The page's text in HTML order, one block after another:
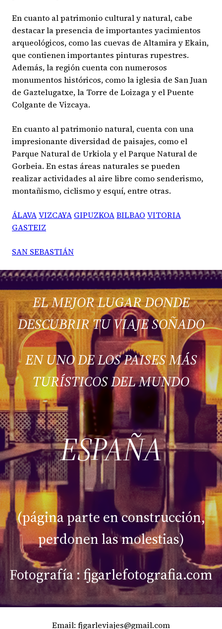
En cuanto al patrimonio cultural y natural, cabe
destacar la presencia de importantes yacimientos
arqueológicos, como las cuevas de Altamira y Ekain,
que contienen importantes pinturas rupestres.
Además, la región cuenta con numerosos
monumentos históricos, como la iglesia de San Juan
de Gaztelugatxe, la Torre de Loizaga y el Puente
Colgante de Vizcaya.
En cuanto al patrimonio natural, cuenta con una
impresionante diversidad de paisajes, como el
Parque Natural de Urkiola y el Parque Natural de
Gorbeia. En estas áreas naturales se pueden
realizar actividades al aire libre como senderismo,
montañismo, ciclismo y esquí, entre otras.
ÁLAVAVIZCAYA GIPUZKOABILBAO VITORIA
GASTEIZ
SAN SEBASTIÁN
EL MEJOR LUGAR DONDE
DESCUBRIR TU VIAJE SOÑADO
EN UNO DE LOS PAISES MÁS
TURÍSTICOS DEL MUNDO
ESPAÑA
(página parte en construcción,
perdonen las molestias)
Fotografía : fjgarlefotografia.com
Email: fjgarleviajes@gmail.com